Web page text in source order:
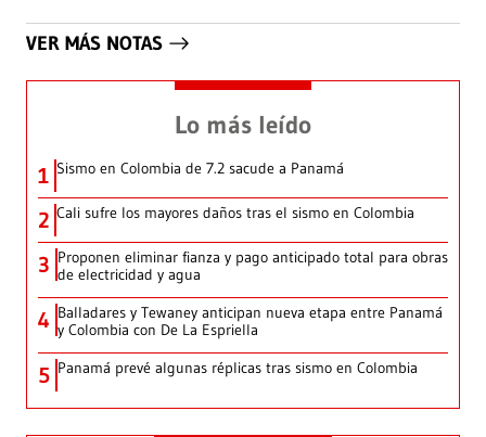
VER MÁS NOTAS
Lo más leído
1 Sismo en Colombia de 7.2 sacude a Panamá
2 Cali sufre los mayores daños tras el sismo en Colombia
3 Proponen eliminar fianza y pago anticipado total para obras
de electricidad y agua
4 Balladares y Tewaney anticipan nueva etapa entre Panamá
y Colombia con De La Espriella
5 Panamá prevé algunas réplicas tras sismo en Colombia